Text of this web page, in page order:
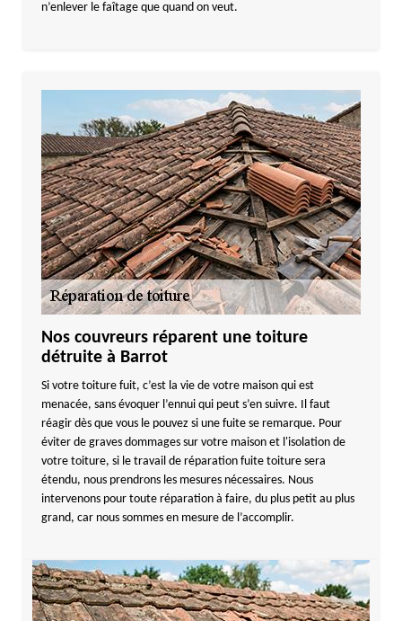
n’enlever le faîtage que quand on veut.
Nos couvreurs réparent une toiture
détruite à Barrot
Si votre toiture fuit, c’est la vie de votre maison qui est
menacée, sans évoquer l’ennui qui peut s’en suivre. Il faut
réagir dès que vous le pouvez si une fuite se remarque. Pour
éviter de graves dommages sur votre maison et l'isolation de
votre toiture, si le travail de réparation fuite toiture sera
étendu, nous prendrons les mesures nécessaires. Nous
intervenons pour toute réparation à faire, du plus petit au plus
grand, car nous sommes en mesure de l’accomplir.